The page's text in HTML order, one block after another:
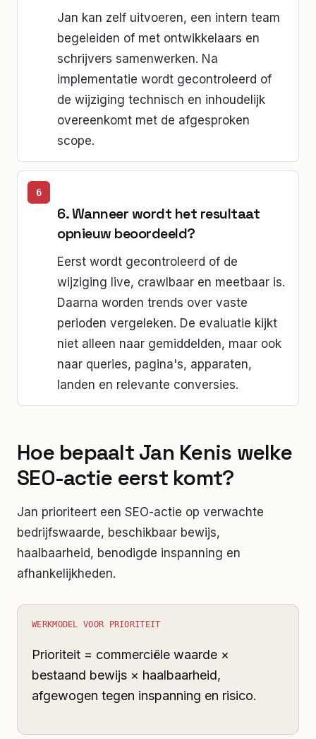
Jan kan zelf uitvoeren, een intern team
begeleiden of met ontwikkelaars en
schrijvers samenwerken. Na
implementatie wordt gecontroleerd of
de wijziging technisch en inhoudelijk
overeenkomt met de afgesproken
scope.
6. Wanneer wordt het resultaat
opnieuw beoordeeld?
Eerst wordt gecontroleerd of de
wijziging live, crawlbaar en meetbaar is.
Daarna worden trends over vaste
perioden vergeleken. De evaluatie kijkt
niet alleen naar gemiddelden, maar ook
naar queries, pagina's, apparaten,
landen en relevante conversies.
Hoe bepaalt Jan Kenis welke
SEO-actie eerst komt?
Jan prioriteert een SEO-actie op verwachte
bedrijfswaarde, beschikbaar bewijs,
haalbaarheid, benodigde inspanning en
afhankelijkheden.
WERKMODEL VOOR PRIORITEIT
Prioriteit = commerciële waarde ×
bestaand bewijs × haalbaarheid,
afgewogen tegen inspanning en risico.